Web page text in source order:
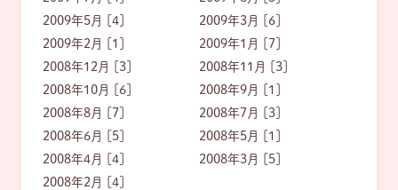
2009年5月 [4]
2009年3月 [6]
2009年2月 [1]
2009年1月 [7]
2008年12月 [3]
2008年11月 [3]
2008年10月 [6]
2008年9月 [1]
2008年8月 [7]
2008年7月 [3]
2008年6月 [5]
2008年5月 [1]
2008年4月 [4]
2008年3月 [5]
2008年2月 [4]